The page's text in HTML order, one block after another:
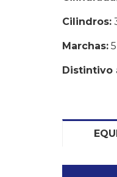
Cilindros:
Marchas: 5
Distintivo